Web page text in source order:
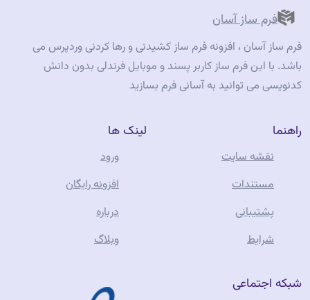
فرم ساز آسان
فرم ساز آسان ، افزونه فرم ساز کشیدنی و رها کردنی وردپرس می
باشد. با این فرم ساز کاربر پسند و موبایل فرندلی بدون دانش
کدنویسی می توانید به آسانی فرم بسازید
راهنما
نقشه سایت
مستندات
پشتیبانی
شرایط
لینک ها
ورود
افزونه رایگان
درباره
وبلاگ
شبکه اجتماعی